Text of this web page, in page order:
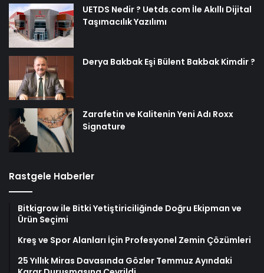
UETDS Nedir ? Uetds.com İle Akıllı Dijital
Taşımacılık Yazılımı
Derya Bakbak Eşi Bülent Bakbak Kimdir ?
Zarafetin ve Kalitenin Yeni Adı Roxx
Signature
Rastgele Haberler
Bitkigrow ile Bitki Yetiştiriciliğinde Doğru Ekipman ve
Ürün Seçimi
Kreş ve Spor Alanları İçin Profesyonel Zemin Çözümleri
25 Yıllık Miras Davasında Gözler Temmuz Ayındaki